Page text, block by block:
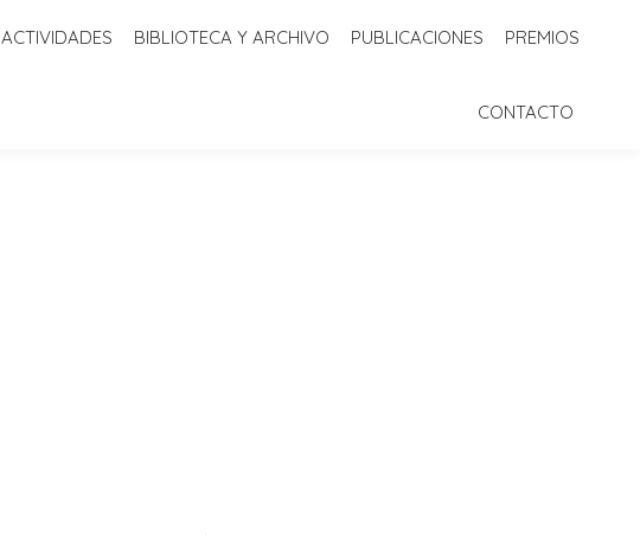
BIBLIOTECA Y ARCHIVO PUBLICACIONES PREMIOS CONTACTO
ACTIVIDADES BIBLIOTECA Y ARCHIVO PUBLICACIONES PREMIOS
CONTACTO